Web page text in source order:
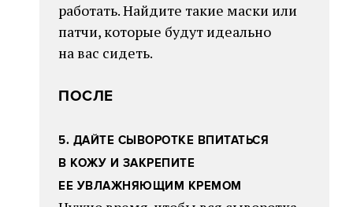
работать. Найдите такие маски или
патчи, которые будут идеально
на вас сидеть.
ПОСЛЕ
5. ДАЙТЕ СЫВОРОТКЕ ВПИТАТЬСЯ
В КОЖУ И ЗАКРЕПИТЕ
ЕЕ УВЛАЖНЯЮЩИМ КРЕМОМ